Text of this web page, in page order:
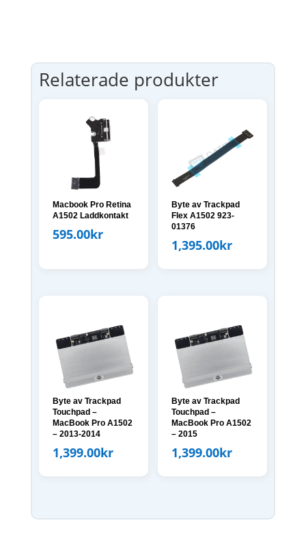
Relaterade produkter
Macbook Pro Retina
A1502 Laddkontakt
595.00kr
Byte av Trackpad
Flex A1502 923-
01376
1,395.00kr
Byte av Trackpad
Touchpad –
MacBook Pro A1502
– 2013-2014
1,399.00kr
Byte av Trackpad
Touchpad –
MacBook Pro A1502
– 2015
1,399.00kr